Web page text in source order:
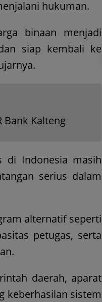
hukuman.
binaan menjadi
siap kembali ke
Bank Kalteng
di Indonesia masih
serius dalam
alternatif seperti
petugas, serta
daerah, aparat
keberhasilan sistem